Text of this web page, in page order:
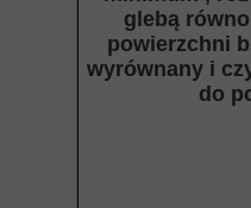
glebą
powierzchni
wyrównany i
do